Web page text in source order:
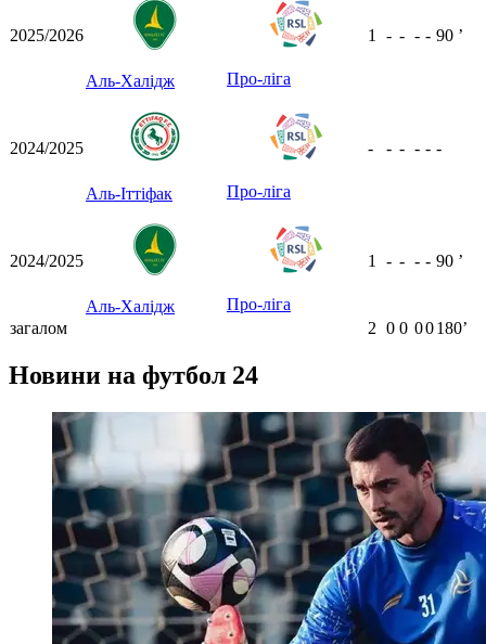
2025/2026
Аль-Халідж Про-ліга
1 - - - - 90 ʼ
2024/2025
Аль-Іттіфак Про-ліга
- - - - - -
2024/2025
Аль-Халідж Про-ліга
1 - - - - 90 ʼ
загалом 2 0 0 00180ʼ
Новини на футбол 24